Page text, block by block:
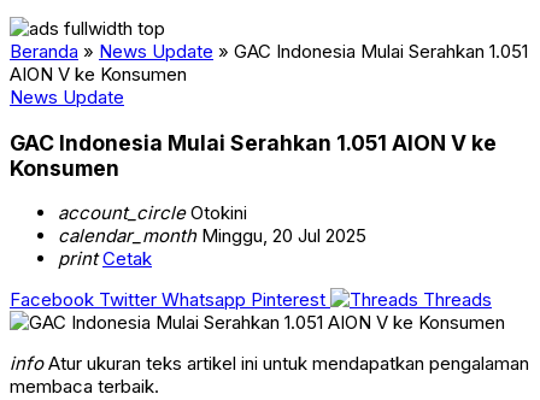
Beranda » News Update » GAC Indonesia Mulai Serahkan 1.051
AION V ke Konsumen
News Update
GAC Indonesia Mulai Serahkan 1.051 AION V ke
Konsumen
account_circleOtokini
calendar_monthMinggu, 20 Jul 2025
print Cetak
Facebook Twitter Whatsapp Pinterest Threads
infoAtur ukuran teks artikel ini untuk mendapatkan pengalaman
membaca terbaik.